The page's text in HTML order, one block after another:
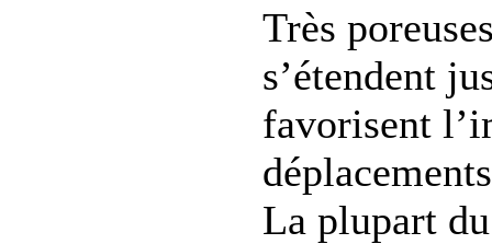
Très
s’étendent
favorisent
La plupart